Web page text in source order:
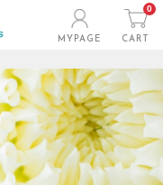
MYPAGE
0
CART